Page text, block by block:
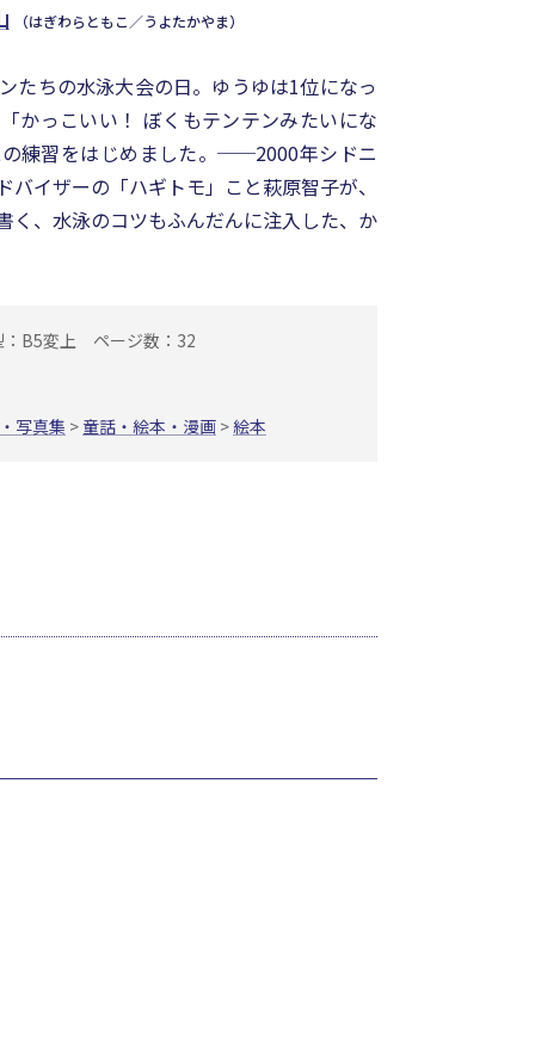
（はぎわらともこ／うよたかやま）
たちの水泳大会の日。ゆうゆは1位になっ
かっこいい！ ぼくもテンテンみたいにな
練習をはじめました。──2000年シドニ
イザーの「ハギトモ」こと萩原智子が、
く、水泳のコツもふんだんに注入した、か
：B5変上
ページ数：32
写真集 > 童話・絵本・漫画 >絵本